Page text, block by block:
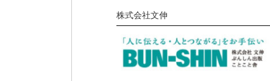
株式会社文伸